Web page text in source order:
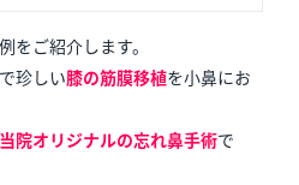
をご紹介します。
珍しい膝の筋膜移植を小鼻にお
当院オリジナルの忘れ鼻手術で